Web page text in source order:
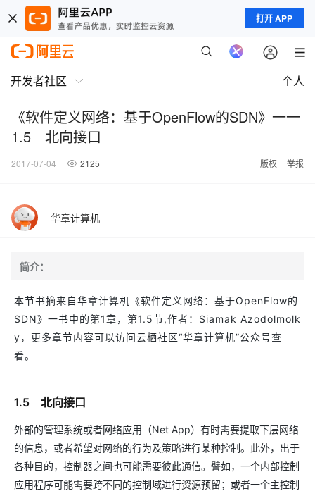
打开 APP
开发者社区 个人
《软件定义网络：基于OpenFlow的SDN》一一
1.5 北向接口
2017-07-04 2125 版权 举报
华章计算机
简介：
本节书摘来自华章计算机《软件定义网络：基于OpenFlow的
SDN》一书中的第1章，第1.5节,作者：Siamak Azodolmolk
y，更多章节内容可以访问云栖社区“华章计算机”公众号查
看。
1.5 北向接口
外部的管理系统或者网络应用（Net App）有时需要提取下层网络
的信息，或者希望对网络的行为及策略进行某种控制。此外，出于
各种目的，控制器之间也可能需要彼此通信。譬如，一个内部控制
应用程序可能需要跨不同的控制域进行资源预留；或者一个主控制